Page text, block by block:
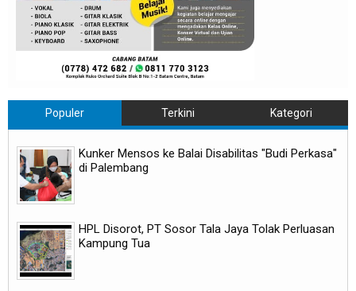
Populer Terkini Kategori
Kunker Mensos ke Balai Disabilitas "Budi Perkasa"
di Palembang
HPL Disorot, PT Sosor Tala Jaya Tolak Perluasan
Kampung Tua